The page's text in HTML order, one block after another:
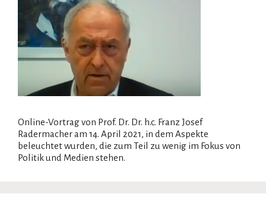
Online-Vortrag von Prof. Dr. Dr. h.c. Franz Josef
Radermacher am 14. April 2021, in dem Aspekte
beleuchtet wurden, die zum Teil zu wenig im Fokus von
Politik und Medien stehen.